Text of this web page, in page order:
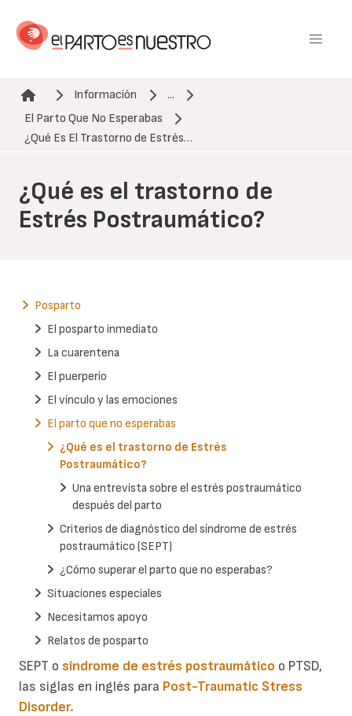
contenido
Ruta de navegación
Información
...
El Parto Que No Esperabas
¿Qué Es El Trastorno de Estrés…
¿Qué es el trastorno de
Estrés Postraumático?
SEPT o síndrome de estrés postraumático o PTSD,
las siglas en inglés para Post-Traumatic Stress
Disorder.
Posparto
El posparto inmediato
La cuarentena
El puerperio
El vínculo y las emociones
El parto que no esperabas
¿Qué es el trastorno de Estrés
Postraumático?
Una entrevista sobre el estrés postraumático
después del parto
Criterios de diagnóstico del síndrome de estrés
postraumático (SEPT)
¿Cómo superar el parto que no esperabas?
Situaciones especiales
Necesitamos apoyo
Relatos de posparto